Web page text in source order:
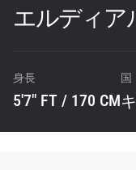
エルディア
身長
5'7" FT / 170 CM
国
最新情報